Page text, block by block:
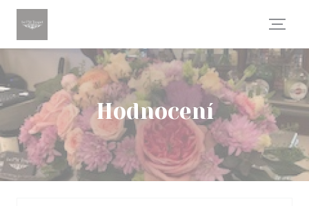
Panel pro správu cookies
Hodnocení